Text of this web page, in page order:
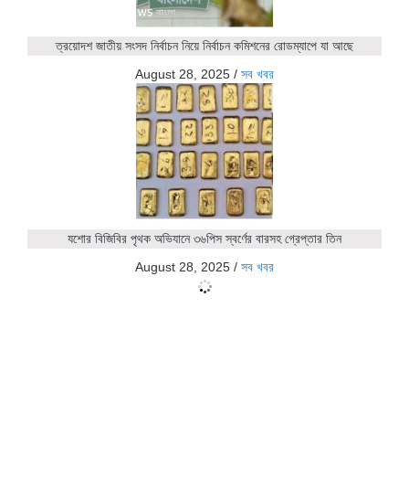
ত্রয়োদশ জাতীয় সংসদ নির্বাচন নিয়ে নির্বাচন কমিশনের রোডম্যাপে যা আছে
August 28, 2025 / সব খবর
যশোর বিজিবির পৃথক অভিযানে ৩৬পিস স্বর্ণের বারসহ গ্রেপ্তার তিন
August 28, 2025 / সব খবর